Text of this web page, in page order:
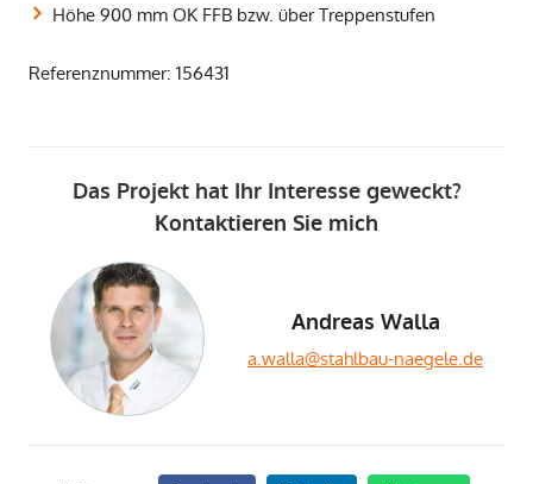
Höhe 900 mm OK FFB bzw. über Treppenstufen
Referenznummer: 156431
Das Projekt hat Ihr Interesse geweckt?
Kontaktieren Sie mich
Andreas Walla
a.walla@stahlbau-naegele.de